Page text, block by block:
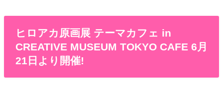
ヒロアカ原画展 テーマカフェ in
CREATIVE MUSEUM TOKYO CAFE 6月
21日より開催!